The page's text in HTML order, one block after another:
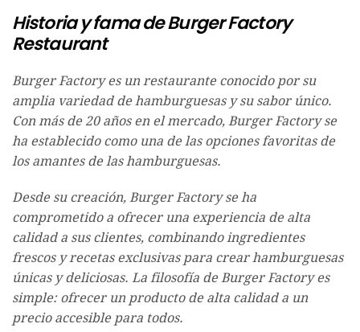
Historia y fama de Burger Factory
Restaurant
Burger Factory es un restaurante conocido por su
amplia variedad de hamburguesas y su sabor único.
Con más de 20 años en el mercado, Burger Factory se
ha establecido como una de las opciones favoritas de
los amantes de las hamburguesas.
Desde su creación, Burger Factory se ha
comprometido a ofrecer una experiencia de alta
calidad a sus clientes, combinando ingredientes
frescos y recetas exclusivas para crear hamburguesas
únicas y deliciosas. La filosofía de Burger Factory es
simple: ofrecer un producto de alta calidad a un
precio accesible para todos.